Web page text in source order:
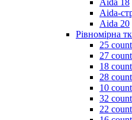
Aida-
Aida 20
Рівномірна
25 count
27 count
18 count
28 count
10 count
32 count
22 count